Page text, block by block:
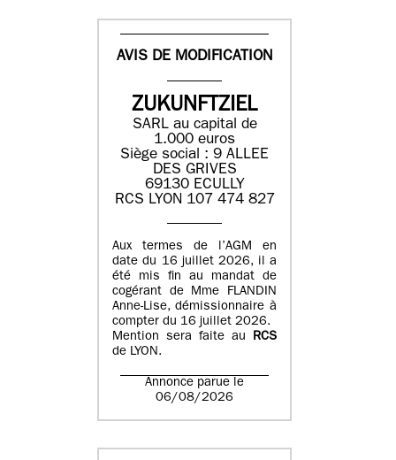
AVIS DE MODIFICATION
ZUKUNFTZIEL
SARL au capital de
1.000 euros
Siège social : 9 ALLEE
DES GRIVES
69130 ECULLY
RCS LYON 107 474 827
Aux termes de l’AGM en
date du 16 juillet 2026, il a
été mis fin au mandat de
cogérant de Mme FLANDIN
Anne-Lise, démissionnaire à
compter du 16 juillet 2026.
Mention sera faite au RCS
de LYON.
Annonce parue le
06/08/2026